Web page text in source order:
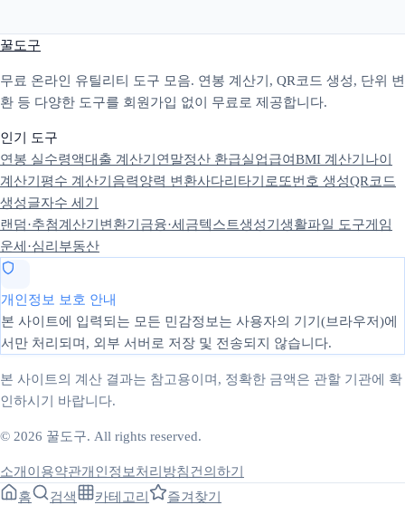
꿀도구
무료 온라인 유틸리티 도구 모음. 연봉 계산기, QR코드 생성, 단위 변
환 등 다양한 도구를 회원가입 없이 무료로 제공합니다.
인기 도구
연봉 실수령액대출 계산기 연말정산 환급실업급여BMI 계산기 나이
계산기 평수 계산기 음력양력 변환사다리타기 로또번호 생성QR코드
생성글자수 세기
랜덤·추첨계산기 변환기 금융·세금텍스트생성기 생활파일 도구게임
운세·심리 부동산
개인정보 보호 안내
본 사이트에 입력되는 모든 민감정보는 사용자의 기기(브라우저)에
서만 처리되며, 외부 서버로 저장 및 전송되지 않습니다.
본 사이트의 계산 결과는 참고용이며, 정확한 금액은 관할 기관에 확
인하시기 바랍니다.
© 2026 꿀도구. All rights reserved.
소개 이용약관개인정보처리방침건의하기
홈
검색 카테고리 즐겨찾기